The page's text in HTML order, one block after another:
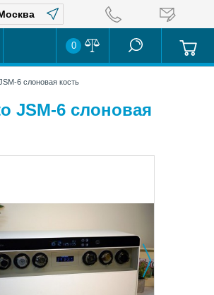
0
6 слоновая кость
JSM-6 слоновая